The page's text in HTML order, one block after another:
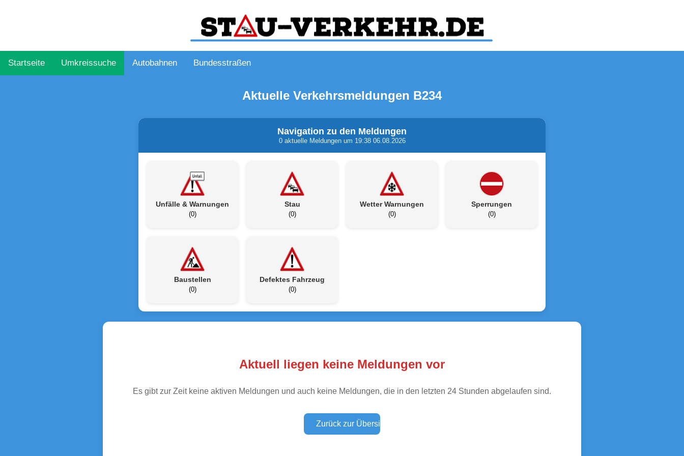
Startseite Umkreissuche Autobahnen Bundesstraßen
Aktuelle Verkehrsmeldungen B234
Navigation zu den Meldungen
0 aktuelle Meldungen um 19:38 06.08.2026
Unfälle & Warnungen
(0)
Stau
(0)
Wetter Warnungen
(0)
Sperrungen
(0)
Baustellen
(0)
Defektes Fahrzeug
(0)
Aktuell liegen keine Meldungen vor
Es gibt zur Zeit keine aktiven Meldungen und auch keine Meldungen, die in den letzten 24 Stunden abgelaufen sind.